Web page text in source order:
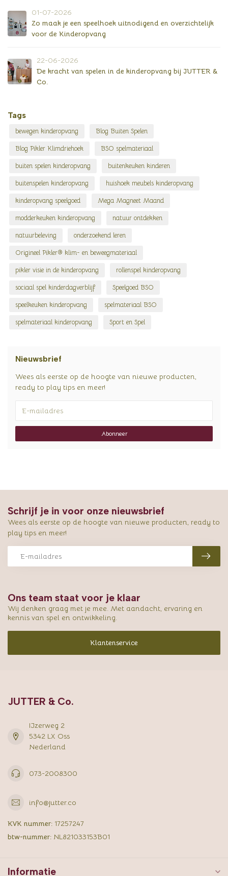
01-07-2026
Zo maak je een speelhoek uitnodigend en overzichtelijk
voor de Kinderopvang
22-06-2026
De kracht van spelen in de kinderopvang bij JUTTER &
Co.
Tags
bewegen kinderopvang Blog Buiten Spelen
Blog Pikler Klimdriehoek BSO spelmateriaal
buiten spelen kinderopvang buitenkeuken kinderen
buitenspelen kinderopvang huishoek meubels kinderopvang
kinderopvang speelgoed Mega Magneet Maand
modderkeuken kinderopvang natuur ontdekken
natuurbeleving onderzoekend leren
Origineel Pikler® klim- en beweegmateriaal
pikler visie in de kinderopvang rollenspel kinderopvang
sociaal spel kinderdagverblijf Speelgoed BSO
speelkeuken kinderopvang spelmateriaal BSO
spelmateriaal kinderopvang Sport en Spel
Nieuwsbrief
Wees als eerste op de hoogte van nieuwe producten,
ready to play tips en meer!
Abonneer
Ons team staat voor je klaar
Wij denken graag met je mee. Met aandacht, ervaring en
kennis van spel en ontwikkeling.
Klantenservice
Schrijf je in voor onze nieuwsbrief
Wees als eerste op de hoogte van nieuwe producten, ready to
play tips en meer!
JUTTER & Co.
IJzerweg 2
5342 LX Oss
Nederland
073-2008300
info@jutter.co
KVK nummer: 17257247
btw-nummer: NL821033153B01
Informatie